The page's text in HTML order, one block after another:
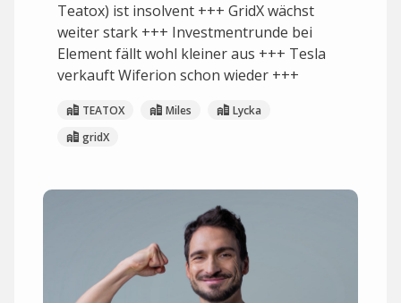
Teatox) ist insolvent +++ GridX wächst
weiter stark +++ Investmentrunde bei
Element fällt wohl kleiner aus +++ Tesla
verkauft Wiferion schon wieder +++
TEATOX Miles
Lycka
gridX